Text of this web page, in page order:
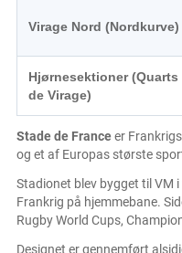
Virage Nord (Nordkurve)
Hjørnesektioner (Quarts
de Virage)
Stade de Franceer
og et af Europas største
Stadionet blev bygget til VM
Frankrig på hjemmebane.
Rugby World Cups,
Designet er gennemført